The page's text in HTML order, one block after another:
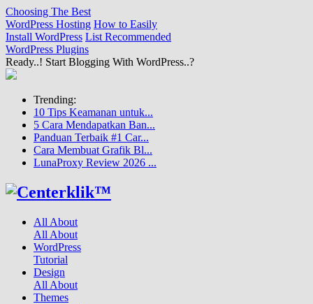
Choosing The Best
WordPress Hosting How to Easily
Install WordPress List Recommended
WordPress Plugins
Ready..! Start Blogging With WordPress..?
Trending:
10 Tips Keamanan untuk...
5 Cara Mendapatkan Ban...
Panduan Terbaik #1 Car...
Cara Membuat Grafik Bl...
LunaProxy Review 2026 ...
All About
All About
WordPress
Tutorial
Design
All About
Themes